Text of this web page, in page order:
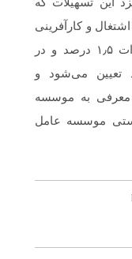
و کارآفرینی
است در شش ماهه اول شروع تعهدات ۱٫۵ درصد و در
تعهدات ۰٫۵ درصد تعیین می‌شود و
۱۵روز پس از معرفی به موسسه
موسسه عامل